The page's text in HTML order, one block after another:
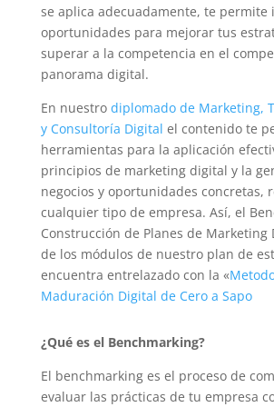
se aplica adecuadamente, te permite
oportunidades para mejorar tus
superar a la competencia en el
panorama digital.
En nuestrodiplomado de Marketing,
y Consultoría Digital el contenido te
herramientas para la aplicación
principios de marketing digital y la
negocios y oportunidades concretas,
cualquier tipo de empresa. Así, el
Construcción de Planes de Marketing
de los módulos de nuestro plan de
encuentra entrelazado con la «
Maduración Digital de Cero a Sapo
¿Qué es el Benchmarking?
El benchmarking es el proceso de
evaluar las prácticas de tu empresa